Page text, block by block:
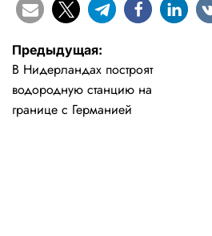
Навигация
по
записям
Предыдущая:
В Нидерландах построят
водородную станцию на
границе с Германией